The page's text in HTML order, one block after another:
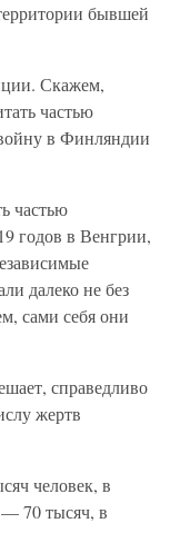
бывшей
Скажем,
частью
в Финляндии
частью
годов в Венгрии,
далеко не без
сами себя они
справедливо
жертв
человек, в
70 тысяч, в